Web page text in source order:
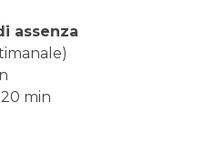
assenza
min